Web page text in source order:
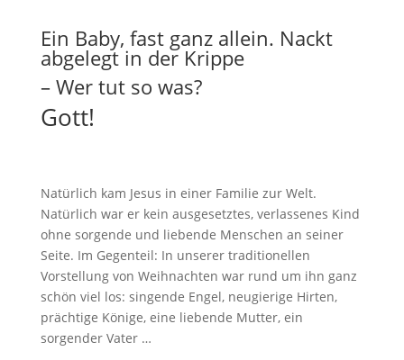
Ein Baby, fast ganz allein. Nackt
abgelegt in der Krippe
– Wer tut so was?
Gott!
Natürlich kam Jesus in einer Familie zur Welt.
Natürlich war er kein ausgesetztes, verlassenes Kind
ohne sorgende und liebende Menschen an seiner
Seite. Im Gegenteil: In unserer traditionellen
Vorstellung von Weihnachten war rund um ihn ganz
schön viel los: singende Engel, neugierige Hirten,
prächtige Könige, eine liebende Mutter, ein
sorgender Vater …